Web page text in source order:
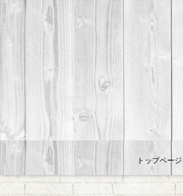
トップページ